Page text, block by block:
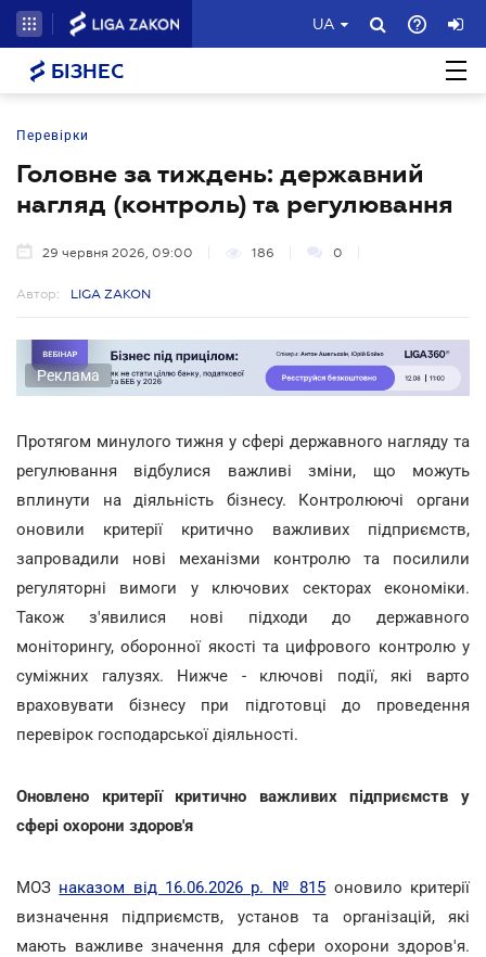
UA
БІЗНЕС
Перевірки
Головне за тиждень: державний
нагляд (контроль) та регулювання
29 червня 2026, 09:00 186 0
Автор: LIGA ZAKON
Реклама
Протягом минулого тижня у сфері державного нагляду та
регулювання відбулися важливі зміни, що можуть
вплинути на діяльність бізнесу. Контролюючі органи
оновили критерії критично важливих підприємств,
запровадили нові механізми контролю та посилили
регуляторні вимоги у ключових секторах економіки.
Також з'явилися нові підходи до державного
моніторингу, оборонної якості та цифрового контролю у
суміжних галузях. Нижче - ключові події, які варто
враховувати бізнесу при підготовці до проведення
перевірок господарської діяльності.
Оновлено критерії критично важливих підприємств у
сфері охорони здоров'я
МОЗ наказом від 16.06.2026 р. № 815 оновило критерії
визначення підприємств, установ та організацій, які
мають важливе значення для сфери охорони здоров'я.